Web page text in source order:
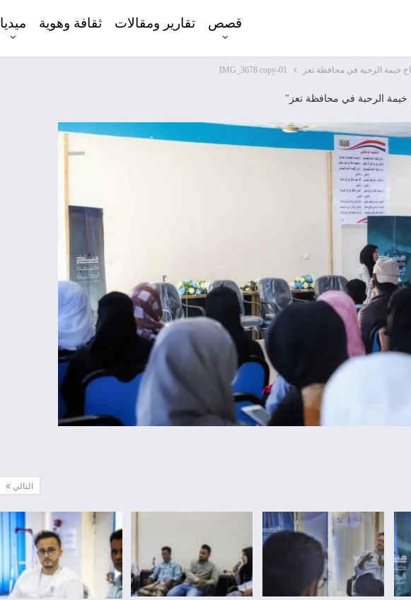
قصص تقارير ومقالات ثقافة وهوية ميديا
خيمة الرحبة في محافظة تعز IMG_3678 copy-01
خيمة الرحبة في محافظة تعز"
التالي